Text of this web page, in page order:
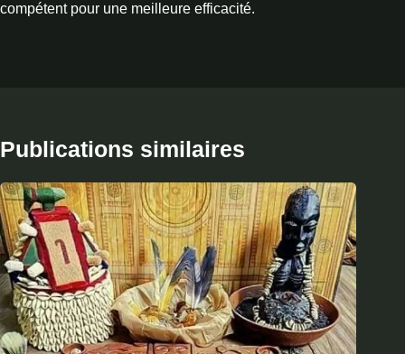
compétent pour une meilleure efficacité.
Publications similaires